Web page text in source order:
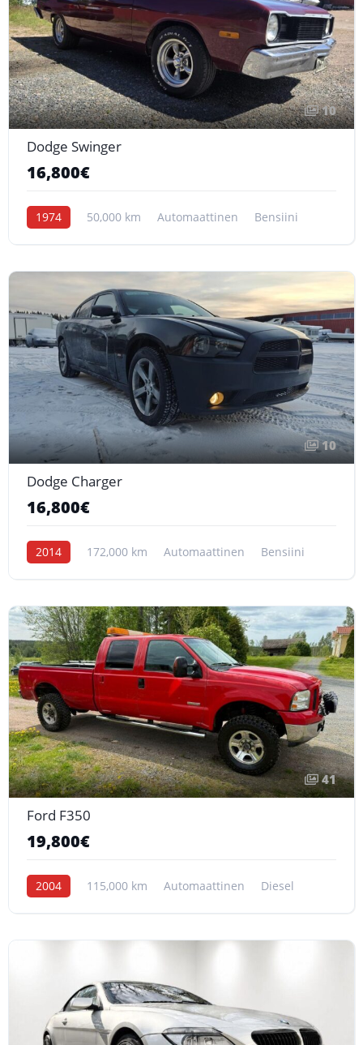
10
Dodge Swinger
16,800€
1974 50,000 km Automaattinen Bensiini
10
Dodge Charger
16,800€
2014 172,000 km Automaattinen Bensiini
41
Ford F350
19,800€
2004 115,000 km Automaattinen Diesel